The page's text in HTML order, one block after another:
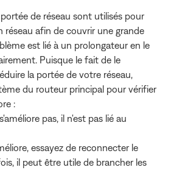
de réseau sont utilisés pour
réseau afin de couvrir une grande
est lié à un prolongateur en le
Puisque le fait de le
la portée de votre réseau,
du routeur principal pour vérifier
:
pas, il n'est pas lié au
essayez de reconnecter le
il peut être utile de brancher les